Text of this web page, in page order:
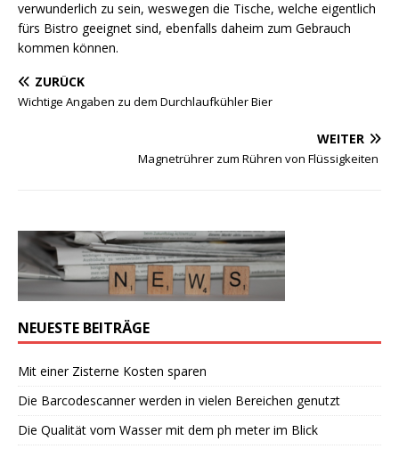
verwunderlich zu sein, weswegen die Tische, welche eigentlich
fürs Bistro geeignet sind, ebenfalls daheim zum Gebrauch
kommen können.
ZURÜCK
Wichtige Angaben zu dem Durchlaufkühler Bier
WEITER
Magnetrührer zum Rühren von Flüssigkeiten
NEUESTE BEITRÄGE
Mit einer Zisterne Kosten sparen
Die Barcodescanner werden in vielen Bereichen genutzt
Die Qualität vom Wasser mit dem ph meter im Blick